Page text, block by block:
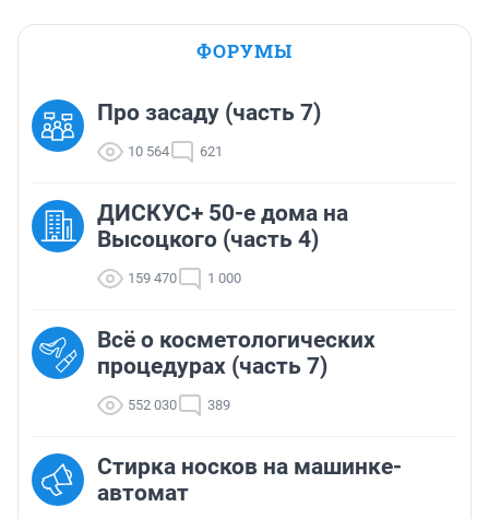
ФОРУМЫ
Про засаду (часть 7)
10 564 621
ДИСКУС+ 50-е дома на
Высоцкого (часть 4)
159 470 1 000
Всё о косметологических
процедурах (часть 7)
552 030 389
Стирка носков на машинке-
автомат